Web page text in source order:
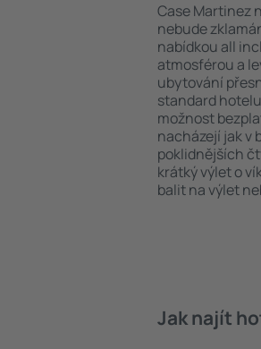
Case Martinez
nebude
nabídkou all
atmosférou a
ubytování
standard
možnost
nacházejí jak v
poklidnějších
krátký výlet o
balit na výlet
Jak najít